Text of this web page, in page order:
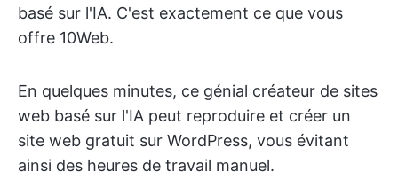
basé sur l'IA. C'est exactement ce que vous
offre 10Web.
En quelques minutes, ce génial créateur de sites
web basé sur l'IA peut reproduire et créer un
site web gratuit sur WordPress, vous évitant
ainsi des heures de travail manuel.